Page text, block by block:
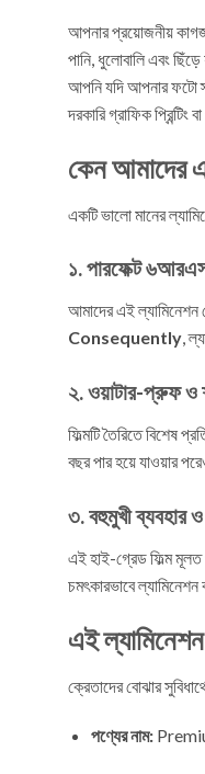
আপনার প্রয়োজনীয়
পানি, ধুলোবালি এবং
আপনি যদি আপনার ফটো
দরকারি গ্রাফিক
কেন আমাদের
একটি ভালো মানের
১. পারফেক্ট
আমাদের এই ল্যামিনেশন
Consequently,
২. ওয়াটার-প্রুফ ও
ফিল্মটি তৈরিতে বিশেষ
বছর পার হয়ে যাওয়ার
৩. বহুমুখী ব্যবহার
এই হাই-গ্রেড ফিল্ম
চমৎকারভাবে ল্যামিনেশন
এই
ক্রেতাদের বোঝার
পণ্যের নাম: